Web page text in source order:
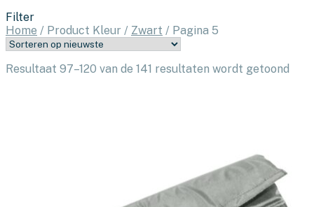
Filter
Home / Product Kleur / Zwart / Pagina 5
Resultaat 97–120 van de 141 resultaten wordt getoond